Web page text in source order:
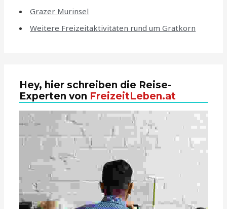
Grazer Murinsel
Weitere Freizeitaktivitäten rund um Gratkorn
Hey, hier schreiben die Reise-
Experten von FreizeitLeben.at